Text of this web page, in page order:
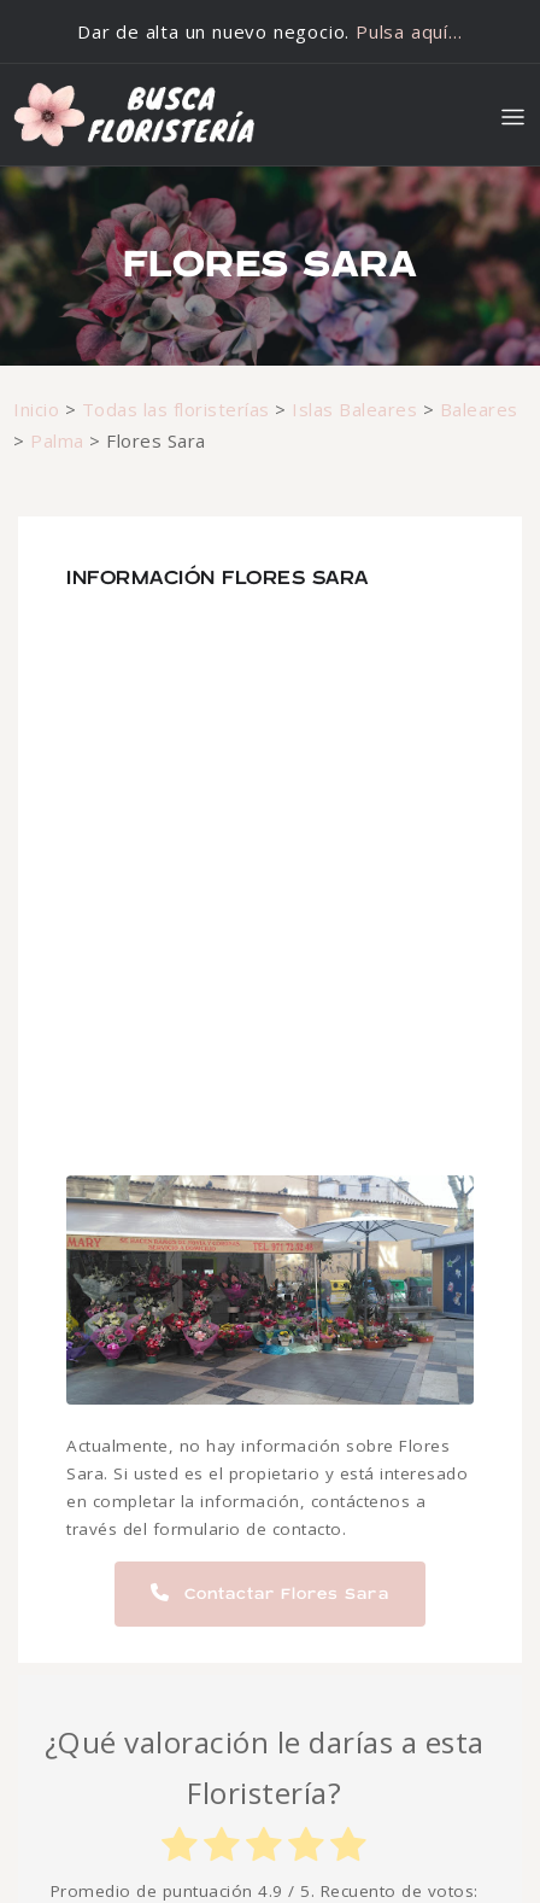
Dar de alta un nuevo negocio. Pulsa aquí…
FLORES SARA
Inicio > Todas las floristerías > Islas Baleares > Baleares
> Palma > Flores Sara
INFORMACIÓN FLORES SARA
Actualmente, no hay información sobre Flores
Sara. Si usted es el propietario y está interesado
en completar la información, contáctenos a
través del formulario de contacto.
Contactar Flores Sara
¿Qué valoración le darías a esta
Floristería?
Promedio de puntuación 4.9 / 5. Recuento de votos: